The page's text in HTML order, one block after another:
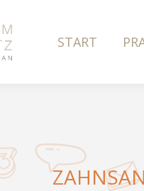
START